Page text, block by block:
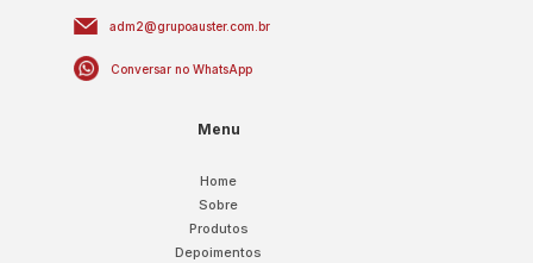
adm2@grupoauster.com.br
Conversar no WhatsApp
Menu
Home
Sobre
Produtos
Depoimentos